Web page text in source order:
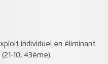
individuel en éliminant
10, 43ème).